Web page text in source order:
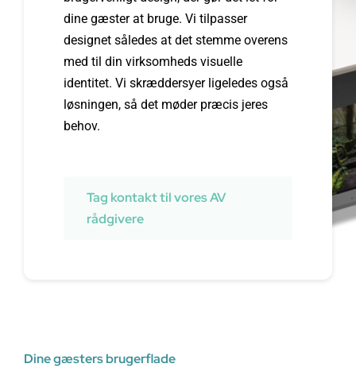
dine gæster at bruge. Vi tilpasser
designet således at det stemme overens
med til din virksomheds visuelle
identitet. Vi skræddersyer ligeledes også
løsningen, så det møder præcis jeres
behov.
Tag kontakt til vores AV
rådgivere
Dine gæsters brugerflade